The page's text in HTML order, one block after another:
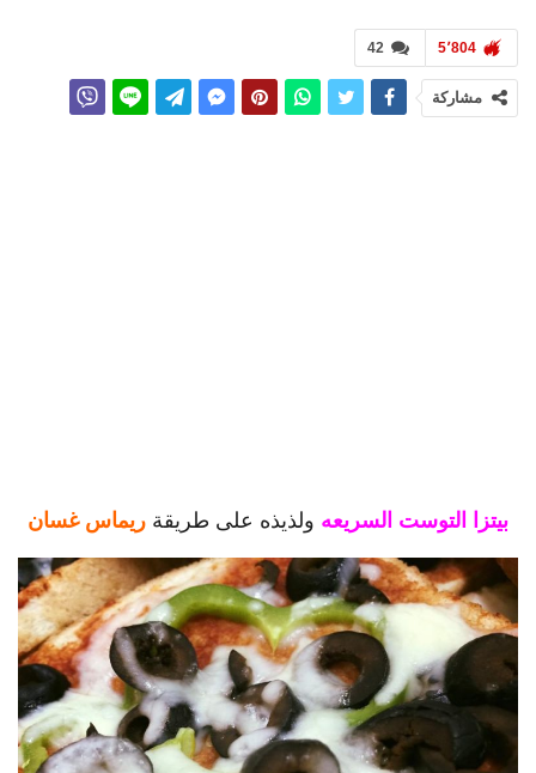
42 5٬804
مشاركة
بيتزا التوست السريعه ولذيذه على طريقة ريماس غسان